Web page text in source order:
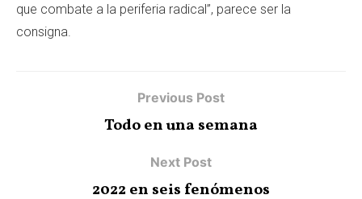
que combate a la periferia radical”, parece ser la
consigna.
Previous Post
Todo en una semana
Next Post
2022 en seis fenómenos